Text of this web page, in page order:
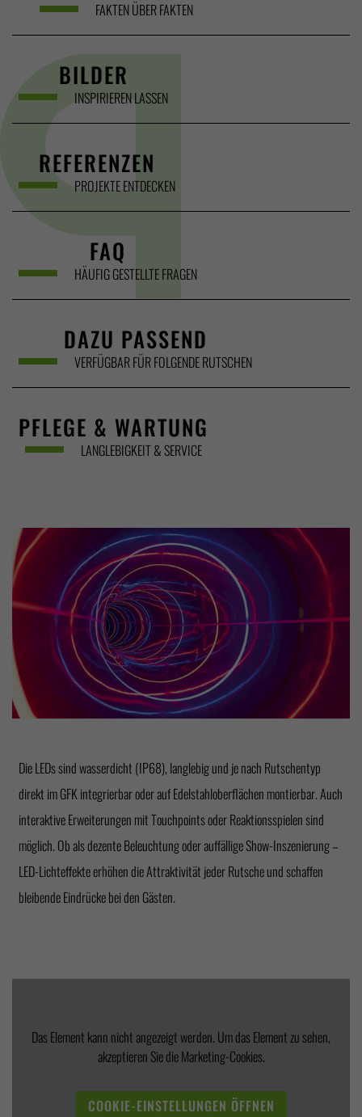
FAKTEN ÜBER FAKTEN
BILDER
INSPIRIEREN LASSEN
REFERENZEN
PROJEKTE ENTDECKEN
FAQ
HÄUFIG GESTELLTE FRAGEN
DAZU PASSEND
VERFÜGBAR FÜR FOLGENDE RUTSCHEN
PFLEGE & WARTUNG
LANGLEBIGKEIT & SERVICE
Die LEDs sind wasserdicht (IP68), langlebig und je nach Rutschentyp
direkt im GFK integrierbar oder auf Edelstahloberflächen montierbar. Auch
interaktive Erweiterungen mit Touchpoints oder Reaktionsspielen sind
möglich. Ob als dezente Beleuchtung oder auffällige Show-Inszenierung –
LED-Lichteffekte erhöhen die Attraktivität jeder Rutsche und schaffen
bleibende Eindrücke bei den Gästen.
Das Element kann nicht angezeigt werden. Um das Element zu sehen,
akzeptieren Sie die Marketing-Cookies.
COOKIE-EINSTELLUNGEN ÖFFNEN